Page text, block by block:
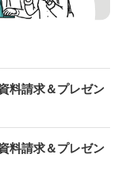
料請求＆プレゼン
料請求＆プレゼン